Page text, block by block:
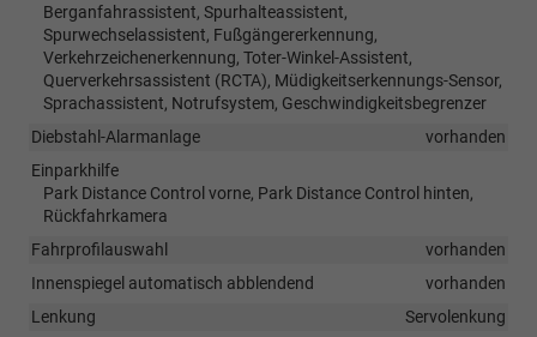
Berganfahrassistent, Spurhalteassistent,
Spurwechselassistent, Fußgängererkennung,
Verkehrzeichenerkennung, Toter-Winkel-Assistent,
Querverkehrsassistent (RCTA), Müdigkeitserkennungs-Sensor,
Sprachassistent, Notrufsystem, Geschwindigkeitsbegrenzer
Diebstahl-Alarmanlage
vorhanden
Einparkhilfe
Park Distance Control vorne, Park Distance Control hinten,
Rückfahrkamera
Fahrprofilauswahl
vorhanden
Innenspiegel automatisch abblendend
vorhanden
Lenkung
Servolenkung